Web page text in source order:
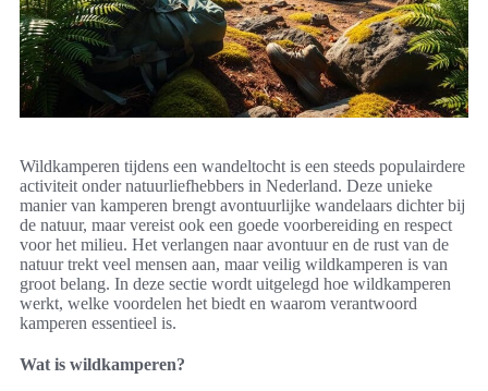
Wildkamperen tijdens een wandeltocht is een steeds populairdere
activiteit onder natuurliefhebbers in Nederland. Deze unieke
manier van kamperen brengt avontuurlijke wandelaars dichter bij
de natuur, maar vereist ook een goede voorbereiding en respect
voor het milieu. Het verlangen naar avontuur en de rust van de
natuur trekt veel mensen aan, maar veilig wildkamperen is van
groot belang. In deze sectie wordt uitgelegd hoe wildkamperen
werkt, welke voordelen het biedt en waarom verantwoord
kamperen essentieel is.
Wat is wildkamperen?